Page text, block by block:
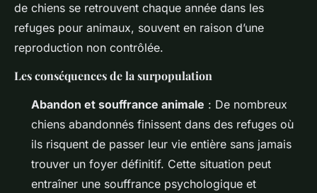
de chiens se retrouvent chaque année dans les
refuges pour animaux, souvent en raison d’une
reproduction non contrôlée.
Les conséquences de la surpopulation
Abandon et souffrance animale : De nombreux
chiens abandonnés finissent dans des refuges où
ils risquent de passer leur vie entière sans jamais
trouver un foyer définitif. Cette situation peut
entraîner une souffrance psychologique et